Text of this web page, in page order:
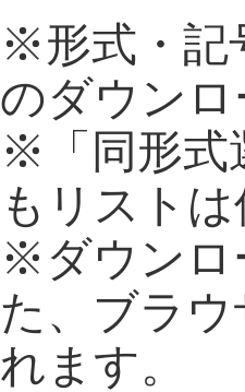
※形式・記
のダウン
※「同形式
もリスト
※ダウンロ
た、ブラ
れます。